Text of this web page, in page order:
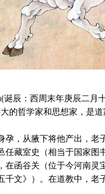
辰：西周末年庚辰二月
的哲学家和思想家，是道
，从腋下将他产出，老
任藏室史（相当于国家
在函谷关（位于今河南
文》）。在道教中，老